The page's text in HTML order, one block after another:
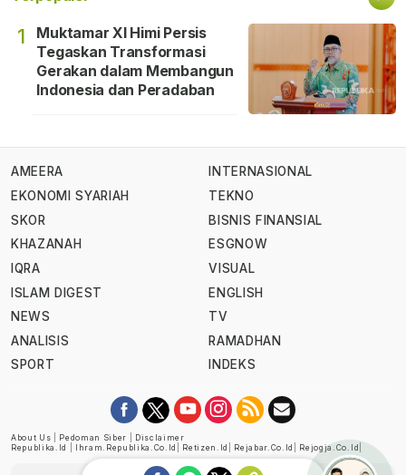
1
Muktamar XI Himi Persis
Tegaskan Transformasi
Gerakan dalam Membangun
Indonesia dan Peradaban
AMEERA
EKONOMI SYARIAH
SKOR
KHAZANAH
IQRA
ISLAM DIGEST
NEWS
ANALISIS
SPORT
INTERNASIONAL
TEKNO
BISNIS FINANSIAL
ESGNOW
VISUAL
ENGLISH
TV
RAMADHAN
INDEKS
About Us Pedoman Siber
Disclaimer
Republika.id
Ihram.republika.co.id Retizen.id Rejabar.co.id Rejogja.co.id